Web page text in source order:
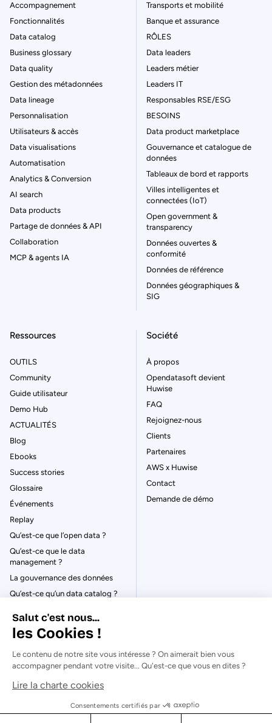
Accompagnement
Fonctionnalités
Data catalog
Business glossary
Data quality
Gestion des métadonnées
Data lineage
Personnalisation
Utilisateurs & accès
Data visualisations
Automatisation
Analytics & Conversion
AI search
Data products
Partage de données & API
Collaboration
MCP & agents IA
Transports et mobilité
Banque et assurance
RÔLES
Data leaders
Leaders métier
Leaders IT
Responsables RSE/ESG
BESOINS
Data product marketplace
Gouvernance et catalogue de
données
Tableaux de bord et rapports
Villes intelligentes et
connectées (IoT)
Open government &
transparency
Données ouvertes &
conformité
Données de référence
Données géographiques &
SIG
Ressources
OUTILS
Community
Guide utilisateur
Demo Hub
ACTUALITÉS
Blog
Ebooks
Success stories
Glossaire
Événements
Replay
Qu’est-ce que l’open data ?
Qu’est-ce que le data
management ?
La gouvernance des données
Qu’est-ce qu’un data catalog ?
Société
À propos
Opendatasoft devient
Huwise
FAQ
Rejoignez-nous
Clients
Partenaires
AWS x Huwise
Contact
Demande de démo
© Huwise 2026
Politique de Confidentialité
Mentions légales & CGU
Salut c'est nous...
les Cookies !
Le contenu de notre site vous intéresse ? On aimerait bien vous
accompagner pendant votre visite... Qu'est-ce que vous en dites ?
Lire la charte cookies
Consentements certifiés par